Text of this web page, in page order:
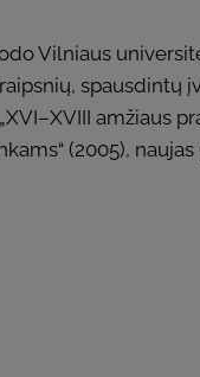
Vilniaus
spausdintų
amžiaus
(2005),